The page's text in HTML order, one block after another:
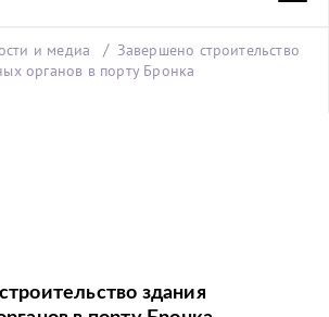
и медиа
Завершено строительство
органов в порту Бронка
здания